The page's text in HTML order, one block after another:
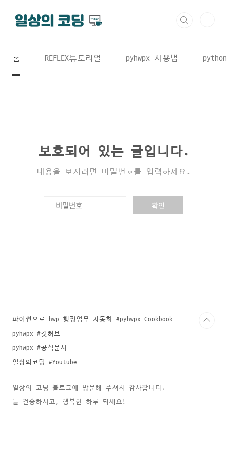
홈 REFLEX튜토리얼 pyhwpx 사용법
보호되어 있는 글입니다.
내용을 보시려면 비밀번호를 입력하세요.
확인
파이썬으로 hwp 행정업무 자동화 #pyhwpx Cookbook
pyhwpx #깃허브
pyhwpx #공식문서
일상의코딩 #Youtube
일상의 코딩 블로그에 방문해 주셔서 감사합니다.
늘 건승하시고, 행복한 하루 되세요!